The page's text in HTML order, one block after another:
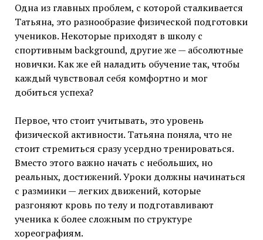
Одна из главных проблем, с которой сталкивается
Татьяна, это разнообразие физической подготовки
учеников. Некоторые приходят в школу с
спортивным background, другие же — абсолютные
новички. Как же ей наладить обучение так, чтобы
каждый чувствовал себя комфортно и мог
добиться успеха?
Первое, что стоит учитывать, это уровень
физической активности. Татьяна поняла, что не
стоит стремиться сразу усердно тренироваться.
Вместо этого важно начать с небольших, но
реальных, достижений. Уроки должны начинаться
с разминки — легких движений, которые
разгоняют кровь по телу и подготавливают
ученика к более сложным по структуре
хореографиям.